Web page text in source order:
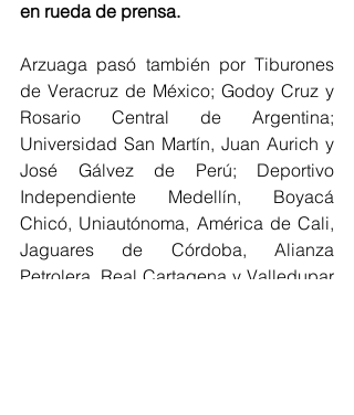
en rueda de prensa.
Arzuaga pasó también por Tiburones
de Veracruz de México; Godoy Cruz y
Rosario Central de Argentina;
Universidad San Martín, Juan Aurich y
José Gálvez de Perú; Deportivo
Independiente Medellín, Boyacá
Chicó, Uniautónoma, América de Cali,
Jaguares de Córdoba, Alianza
Petrolera, Real Cartagena y Valledupar